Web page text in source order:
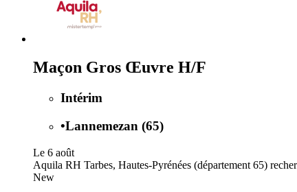
Maçon Gros Œuvre H/F
Intérim
•Lannemezan (65)
Le 6 août
Aquila RH Tarbes, Hautes-Pyrénées (département 65)
New